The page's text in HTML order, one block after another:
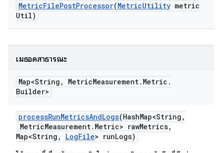
MetricFilePostProcessor(MetricUtility metric
Util)
เมธอดสาธารณะ
Map<String , MetricMeasurement. Metric .
Builder>
processRunMetricsAndLogs(HashMap<String ,
MetricMeasurement. Metric> rawMetrics,
Map<String , LogFile> runLogs)